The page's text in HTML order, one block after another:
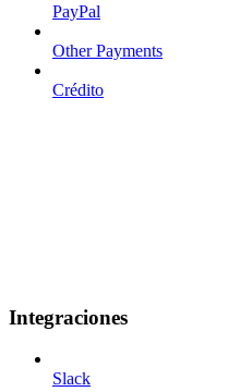
PayPal
Other Payments
Crédito
Integraciones
Slack